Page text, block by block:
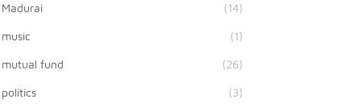
Madurai (14)
music (1)
mutual fund (26)
politics (3)